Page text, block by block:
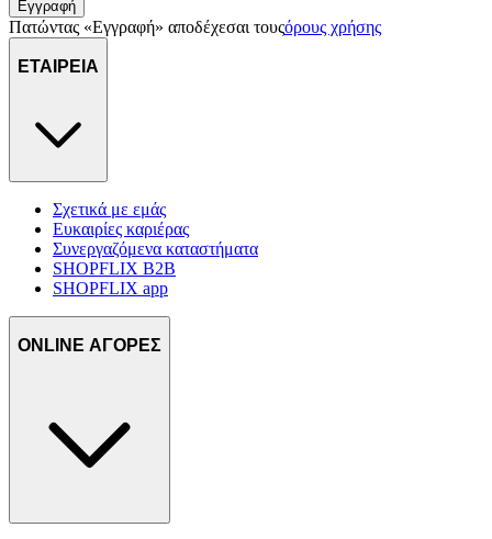
Εγγραφή
Πατώντας «Εγγραφή» αποδέχεσαι τουςόρους χρήσης
ΕΤΑΙΡΕΙΑ
Σχετικά με εμάς
Ευκαιρίες καριέρας
Συνεργαζόμενα καταστήματα
SHOPFLIX B2B
SHOPFLIX app
ONLINE ΑΓΟΡΕΣ